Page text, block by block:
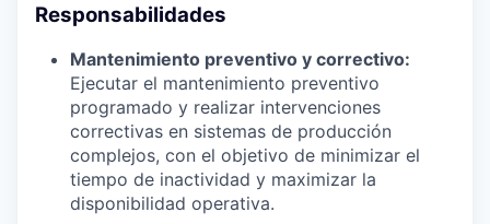
Responsabilidades
Mantenimiento preventivo y correctivo:
Ejecutar el mantenimiento preventivo
programado y realizar intervenciones
correctivas en sistemas de producción
complejos, con el objetivo de minimizar el
tiempo de inactividad y maximizar la
disponibilidad operativa.